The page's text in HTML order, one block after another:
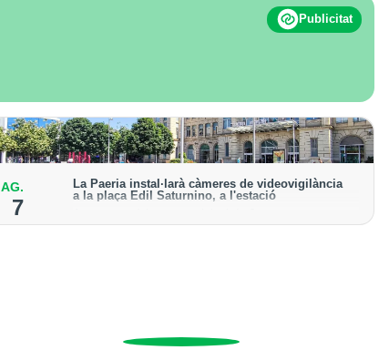
Publicitat
AG.
7
La Paeria instal·larà càmeres de videovigilància
a la plaça Edil Saturnino, a l'estació